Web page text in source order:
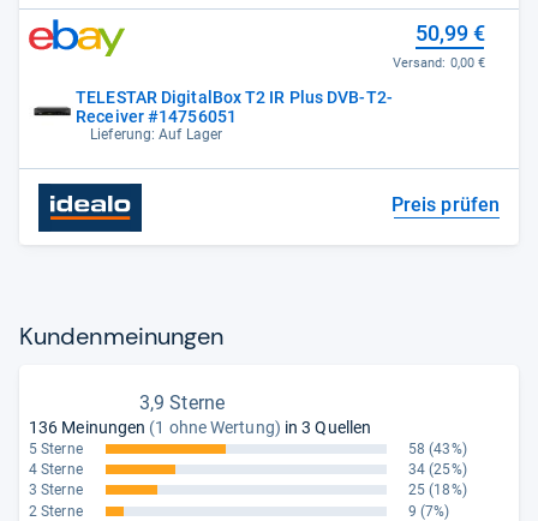
TELESTAR DigitalBox T2 IR Plus DVB-T2-
Receiver #14756051
Lieferung: Auf Lager
50,99 €
Versand: 0,00 €
Preis prüfen
Kun­den­mei­nun­gen
3,9 Sterne
136 Meinungen (1 ohne Wertung) in 3 Quellen
5 Sterne 58 (43%)
4 Sterne
34 (25%)
3 Sterne
25 (18%)
2 Sterne
9 (7%)